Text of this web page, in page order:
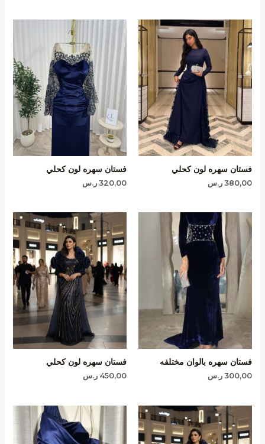
فستان سهره لون كحلي
380,00 ر.س
فستان سهره لون كحلي
320,00 ر.س
فستان سهره بالوان مختلفه
300,00 ر.س
فستان سهره لون كحلي
450,00 ر.س